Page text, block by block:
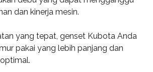
dan kinerja mesin.
yang tepat, genset Kubota Anda
pakai yang lebih panjang dan